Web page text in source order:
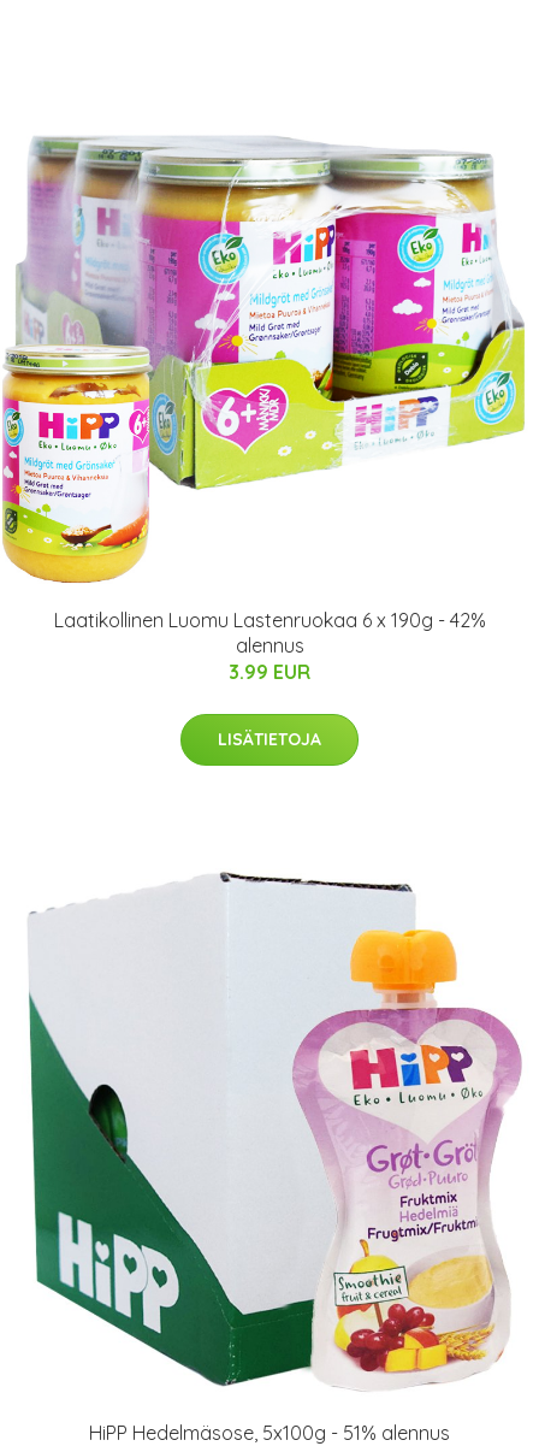
Laatikollinen Luomu Lastenruokaa 6 x 190g - 42%
alennus
3.99 EUR
LISÄTIETOJA
HiPP Hedelmäsose, 5x100g - 51% alennus